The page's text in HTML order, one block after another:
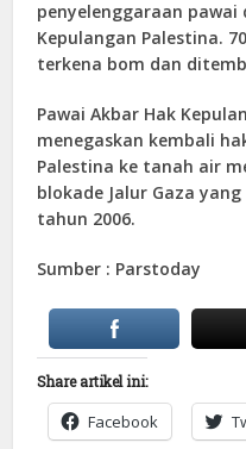
penyelenggaraan pawai
Kepulangan Palestina.
terkena bom dan
Pawai Akbar Hak
menegaskan kembali
Palestina ke tanah air
blokade Jalur Gaza
tahun 2006.
Sumber : Parstoday
Share artikel ini:
Facebook